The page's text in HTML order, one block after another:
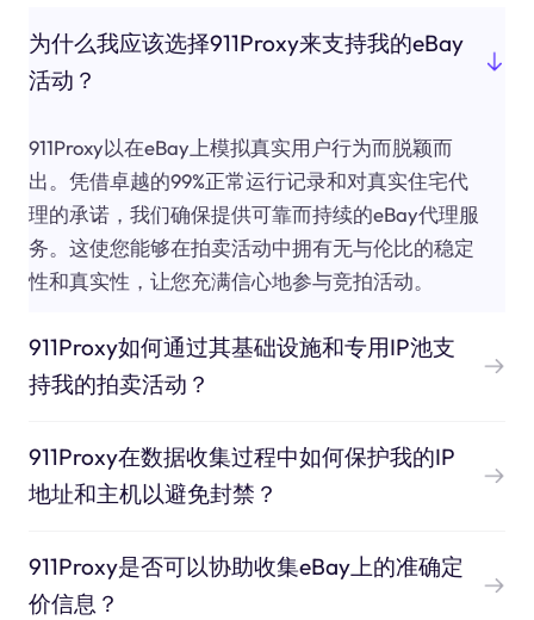
为什么我应该选择911Proxy来支持我的eBay
活动？
911Proxy以在eBay上模拟真实用户行为而脱颖而
出。凭借卓越的99%正常运行记录和对真实住宅代
理的承诺，我们确保提供可靠而持续的eBay代理服
务。这使您能够在拍卖活动中拥有无与伦比的稳定
性和真实性，让您充满信心地参与竞拍活动。
911Proxy如何通过其基础设施和专用IP池支
持我的拍卖活动？
911Proxy在数据收集过程中如何保护我的IP
地址和主机以避免封禁？
911Proxy是否可以协助收集eBay上的准确定
价信息？